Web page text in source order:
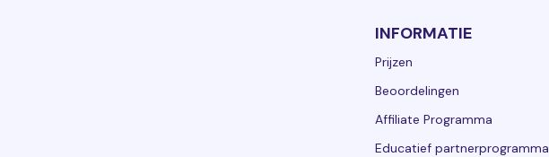
INFORMATIE
Prijzen
Beoordelingen
Affiliate Programma
Educatief partnerprogramma